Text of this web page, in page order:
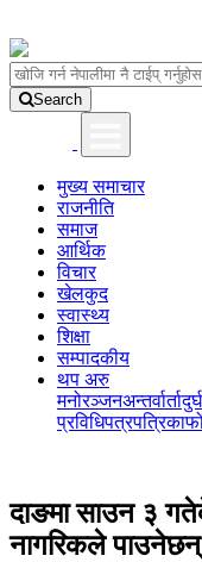
Search
मुख्य समाचार
राजनीति
समाज
आर्थिक
विचार
खेलकुद
स्वास्थ्य
शिक्षा
सम्पादकीय
थप अरु
मनोरञ्जनअन्तर्वार्ता
प्रविधिपत्रपत्रिका
दाङमा साउन ३
नागरिकले